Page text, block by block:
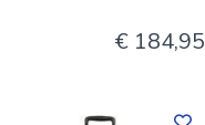
€ 184,95